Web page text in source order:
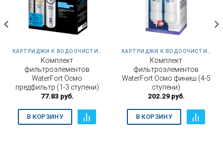
КАРТРИДЖИ К ВОДООЧИСТИТЕЛЮ WATERFORT ОСМО
Комплект
фильтроэлементов
WaterFort Осмо
предфильтр (1-3 ступени)
77.83руб.
В КОРЗИНУ
КАРТРИДЖИ К ВОДООЧИСТИТЕЛЮ WATERFORT ОСМО
Комплект
фильтроэлементов
WaterFort Осмо финиш (4-5
ступени)
202.29руб.
В КОРЗИНУ